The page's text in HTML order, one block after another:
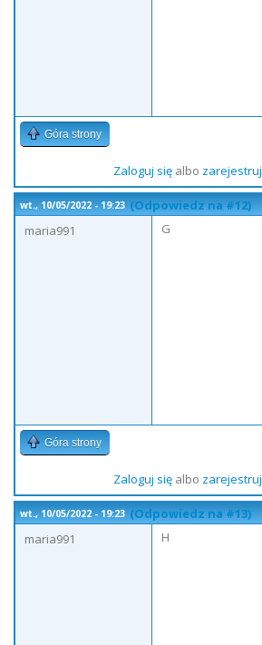
Góra strony
Zaloguj sięalbo zarejestruj
wt., 10/05/2022 - 19:23 (Odpowiedz na #12)
maria991
G
Góra strony
Zaloguj sięalbo zarejestruj
wt., 10/05/2022 - 19:23 (Odpowiedz na #13)
maria991
H